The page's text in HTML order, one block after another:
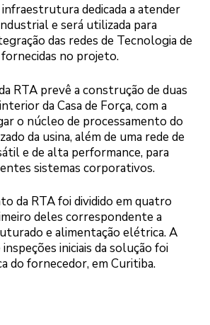
dedicada a atender
e será utilizada para
das redes de Tecnologia de
no projeto.
RTA prevê a construção de duas
da Casa de Força, com a
o núcleo de processamento do
da usina, além de uma rede de
e de alta performance, para
sistemas corporativos.
da RTA foi dividido em quatro
deles correspondente a
e alimentação elétrica. A
iniciais da solução foi
do fornecedor, em Curitiba.